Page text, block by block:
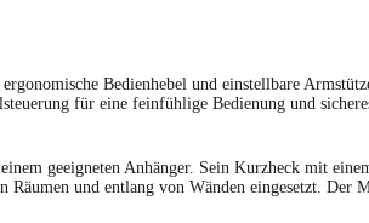
Bedienhebel und einstellbare
für eine feinfühlige Bedienung und
geeigneten Anhänger. Sein Kurzheck mit
und entlang von Wänden eingesetzt.